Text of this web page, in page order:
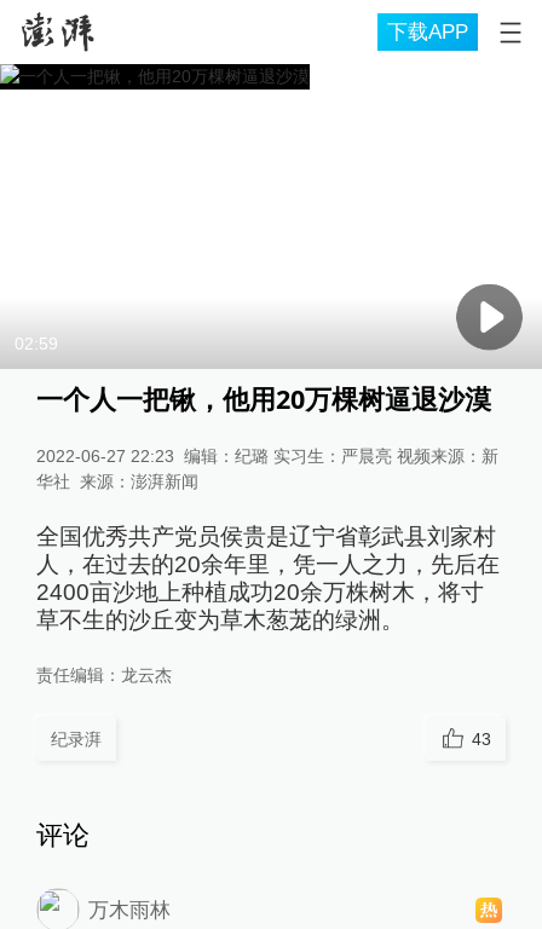
下载APP
02:59
一个人一把锹，他用20万棵树逼退沙漠
2022-06-27 22:23 编辑：纪璐 实习生：严晨亮 视频来源：新
华社 来源： 澎湃新闻
全国优秀共产党员侯贵是辽宁省彰武县刘家村
人，在过去的20余年里，凭一人之力，先后在
2400亩沙地上种植成功20余万株树木，将寸
草不生的沙丘变为草木葱茏的绿洲。
责任编辑： 龙云杰
纪录湃 43
评论
万木雨林